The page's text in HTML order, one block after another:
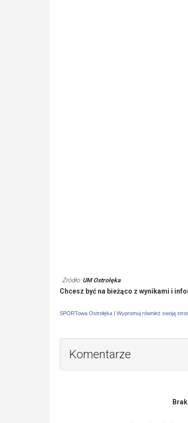
Źródło: UM Ostrołęka
Chcesz być na bieżąco z wynikami i
SPORTowa Ostrołęka | Wypromuj również swoją
Komentarze